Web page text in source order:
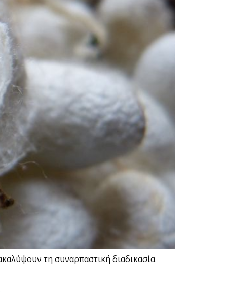
τη συναρπαστική διαδικασία